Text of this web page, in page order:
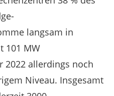
langsam in
101 MW
2022 allerdings noch
Niveau. Insgesamt